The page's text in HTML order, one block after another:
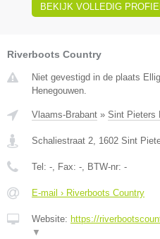
BEKIJK VOLLEDIG
Riverboots Country
Niet gevestigd in de plaats
Henegouwen.
Vlaams-Brabant » Sint Pieters
Schaliestraat 2, 1602 Sint
Tel: -, Fax: -, BTW-nr: -
E-mail › Riverboots Country
Website: https://
▼